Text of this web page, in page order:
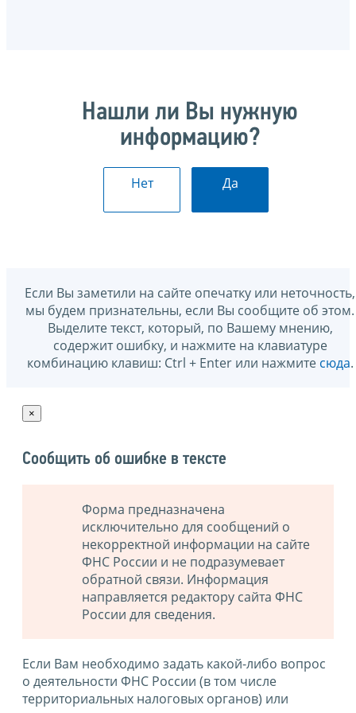
Нашли ли Вы нужную
информацию?
Нет Да
Если Вы заметили на сайте опечатку или неточность,
мы будем признательны, если Вы сообщите об этом.
Выделите текст, который, по Вашему мнению,
содержит ошибку, и нажмите на клавиатуре
комбинацию клавиш: Ctrl + Enter или нажмите сюда.
×
Сообщить об ошибке в тексте
Форма предназначена
исключительно для сообщений о
некорректной информации на сайте
ФНС России и не подразумевает
обратной связи. Информация
направляется редактору сайта ФНС
России для сведения.
Если Вам необходимо задать какой-либо вопрос
о деятельности ФНС России (в том числе
территориальных налоговых органов) или